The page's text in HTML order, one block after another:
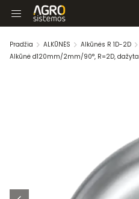
Pradžia ALKŪNĖS
Alkūnės R 1D-2D
Alkūnė d120mm/2mm/90°, R=2D, dažyta